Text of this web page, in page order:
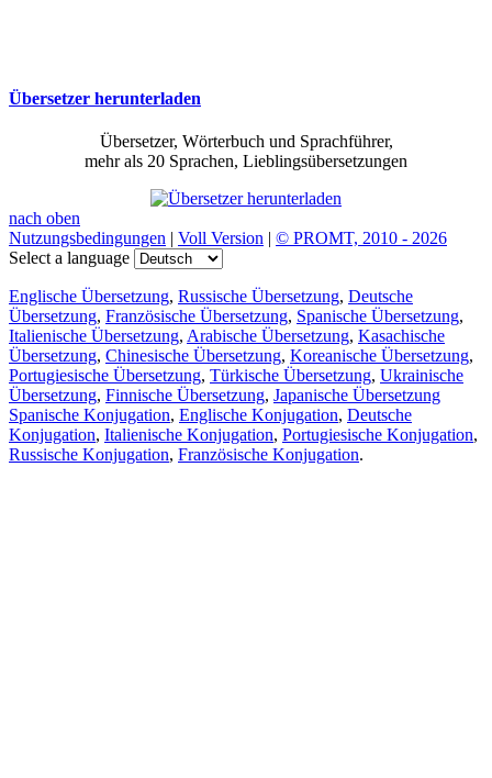
Übersetzer herunterladen
Übersetzer, Wörterbuch und Sprachführer,
mehr als 20 Sprachen, Lieblingsübersetzungen
nach oben
Nutzungsbedingungen | Voll Version | © PROMT, 2010 - 2026
Select a language
Englische Übersetzung, Russische Übersetzung, Deutsche
Übersetzung, Französische Übersetzung, Spanische Übersetzung,
Italienische Übersetzung, Arabische Übersetzung, Kasachische
Übersetzung, Chinesische Übersetzung, Koreanische Übersetzung,
Portugiesische Übersetzung, Türkische Übersetzung, Ukrainische
Übersetzung, Finnische Übersetzung, Japanische Übersetzung
Spanische Konjugation, Englische Konjugation, Deutsche
Konjugation, Italienische Konjugation, Portugiesische Konjugation,
Russische Konjugation, Französische Konjugation.